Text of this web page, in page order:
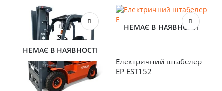
НЕМАЄ В НАЯВНОСТІ
НЕМАЄ В НАЯВНОСТІ
Електричний штабелер
EP EST152